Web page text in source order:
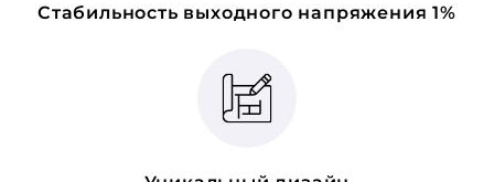
Стабильность выходного напряжения 1%